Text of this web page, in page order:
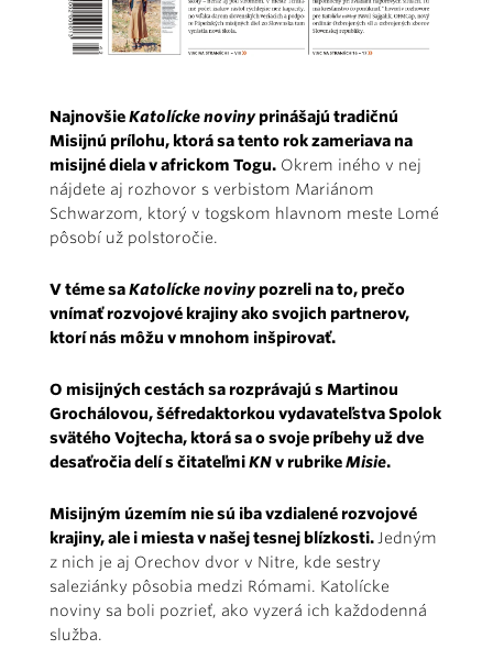
NajnovšieKatolícke novinyprinášajú tradičnú
Misijnú prílohu, ktorá sa tento rok zameriava na
misijné diela v africkom Togu. Okrem iného v nej
nájdete aj rozhovor s verbistom Mariánom
Schwarzom, ktorý v togskom hlavnom meste Lomé
pôsobí už polstoročie.
V téme saKatolícke novinypozreli na to, prečo
vnímať rozvojové krajiny ako svojich partnerov,
ktorí nás môžu v mnohom inšpirovať.
O misijných cestách sa rozprávajú s Martinou
Grochálovou, šéfredaktorkou vydavateľstva Spolok
svätého Vojtecha, ktorá sa o svoje príbehy už dve
desaťročia delí s čitateľmiKNv rubrikeMisie.
Misijným územím nie sú iba vzdialené rozvojové
krajiny, ale i miesta v našej tesnej blízkosti. Jedným
z nich je aj Orechov dvor v Nitre, kde sestry
saleziánky pôsobia medzi Rómami. Katolícke
noviny sa boli pozrieť, ako vyzerá ich každodenná
služba.